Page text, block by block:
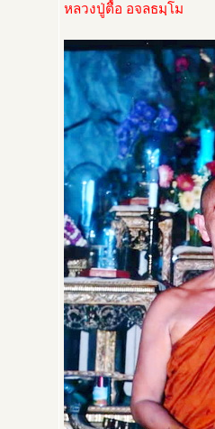
หลวงปู่ตื้อ อจลธมฺโม